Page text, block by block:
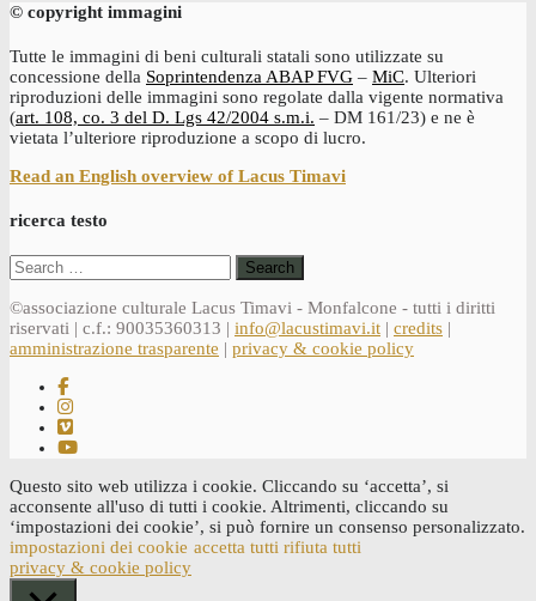
© copyright immagini
Tutte le immagini di beni culturali statali sono utilizzate su
concessione della Soprintendenza ABAP FVG – MiC. Ulteriori
riproduzioni delle immagini sono regolate dalla vigente normativa
(art. 108, co. 3 del D. Lgs 42/2004 s.m.i. – DM 161/23) e ne è
vietata l’ulteriore riproduzione a scopo di lucro.
Read an English overview of Lacus Timavi
ricerca testo
Search
for:
©associazione culturale Lacus Timavi - Monfalcone - tutti i diritti
riservati | c.f.: 90035360313 | info@lacustimavi.it | credits |
amministrazione trasparente | privacy & cookie policy
Questo sito web utilizza i cookie. Cliccando su ‘accetta’, si
acconsente all'uso di tutti i cookie. Altrimenti, cliccando su
‘impostazioni dei cookie’, si può fornire un consenso personalizzato.
impostazioni dei cookie accetta tutti rifiuta tutti
privacy & cookie policy